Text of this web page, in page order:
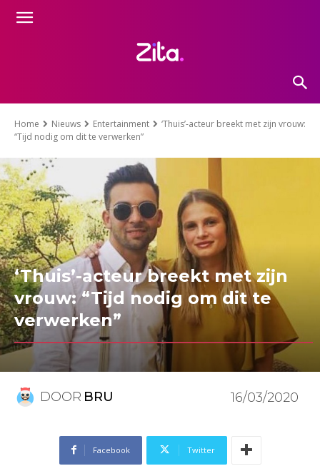
Home Nieuws Entertainment
‘Thuis’-acteur breekt met zijn vrouw:
“Tijd nodig om dit te verwerken”
‘Thuis’-acteur breekt met zijn
vrouw: “Tijd nodig om dit te
verwerken”
DOOR BRU 16/03/2020
Facebook Twitter